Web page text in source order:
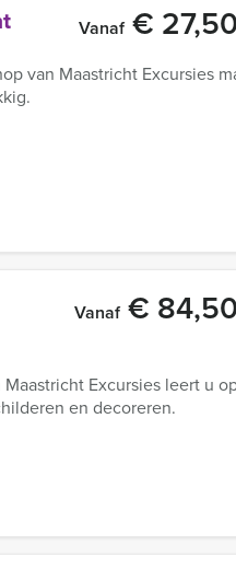
Vanaf€ 27,50
van Maastricht Excursies
Vanaf€ 84,50
Excursies leert u
en decoreren.